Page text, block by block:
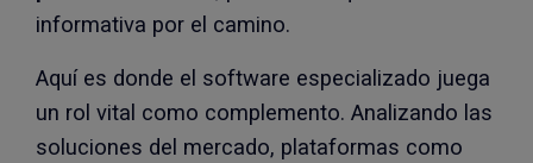
informativa por el camino.
Aquí es donde el software especializado juega
un rol vital como complemento. Analizando las
soluciones del mercado, plataformas como